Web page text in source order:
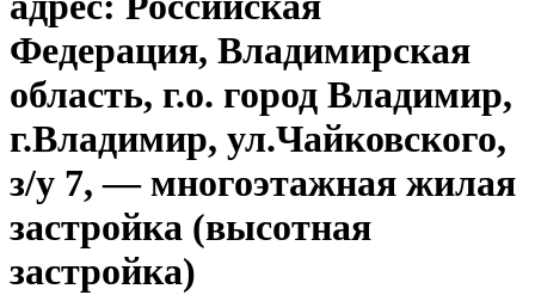
Федерация, Владимирская
область, г.о. город Владимир,
г.Владимир, ул.Чайковского,
з/у 7, — многоэтажная жилая
застройка (высотная
застройка)